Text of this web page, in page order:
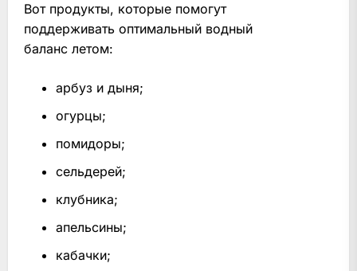
Вот продукты, которые помогут
поддерживать оптимальный водный
баланс летом:
арбуз и дыня;
огурцы;
помидоры;
сельдерей;
клубника;
апельсины;
кабачки;